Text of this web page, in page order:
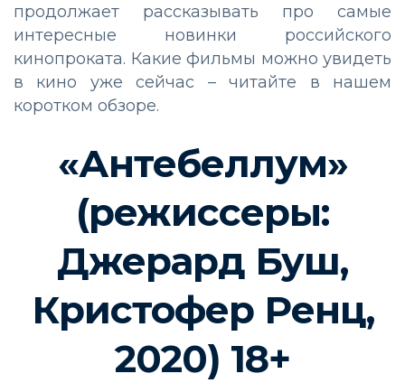
продолжает рассказывать про самые
интересные новинки российского
кинопроката. Какие фильмы можно увидеть
в кино уже сейчас – читайте в нашем
коротком обзоре.
«Антебеллум»
(режиссеры:
Джерард Буш,
Кристофер Ренц,
2020) 18+